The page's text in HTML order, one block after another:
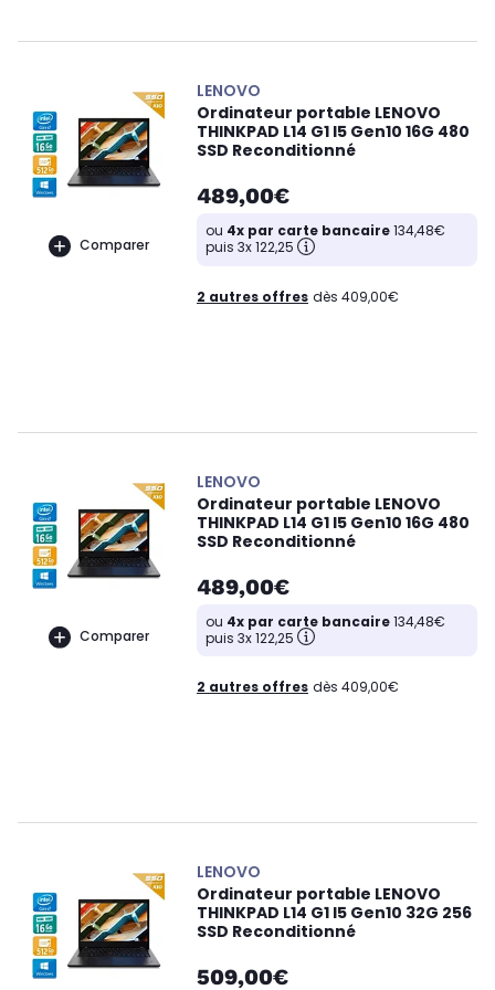
Comparer
LENOVO
Ordinateur portable LENOVO
THINKPAD L14 G1 I5 Gen10 16G 480
SSD Reconditionné
489,00€
ou 4x par carte bancaire134,48€
puis 3x 122,25
2 autres offres dès 409,00€
Comparer
LENOVO
Ordinateur portable LENOVO
THINKPAD L14 G1 I5 Gen10 16G 480
SSD Reconditionné
489,00€
ou 4x par carte bancaire134,48€
puis 3x 122,25
2 autres offres dès 409,00€
LENOVO
Ordinateur portable LENOVO
THINKPAD L14 G1 I5 Gen10 32G 256
SSD Reconditionné
509,00€